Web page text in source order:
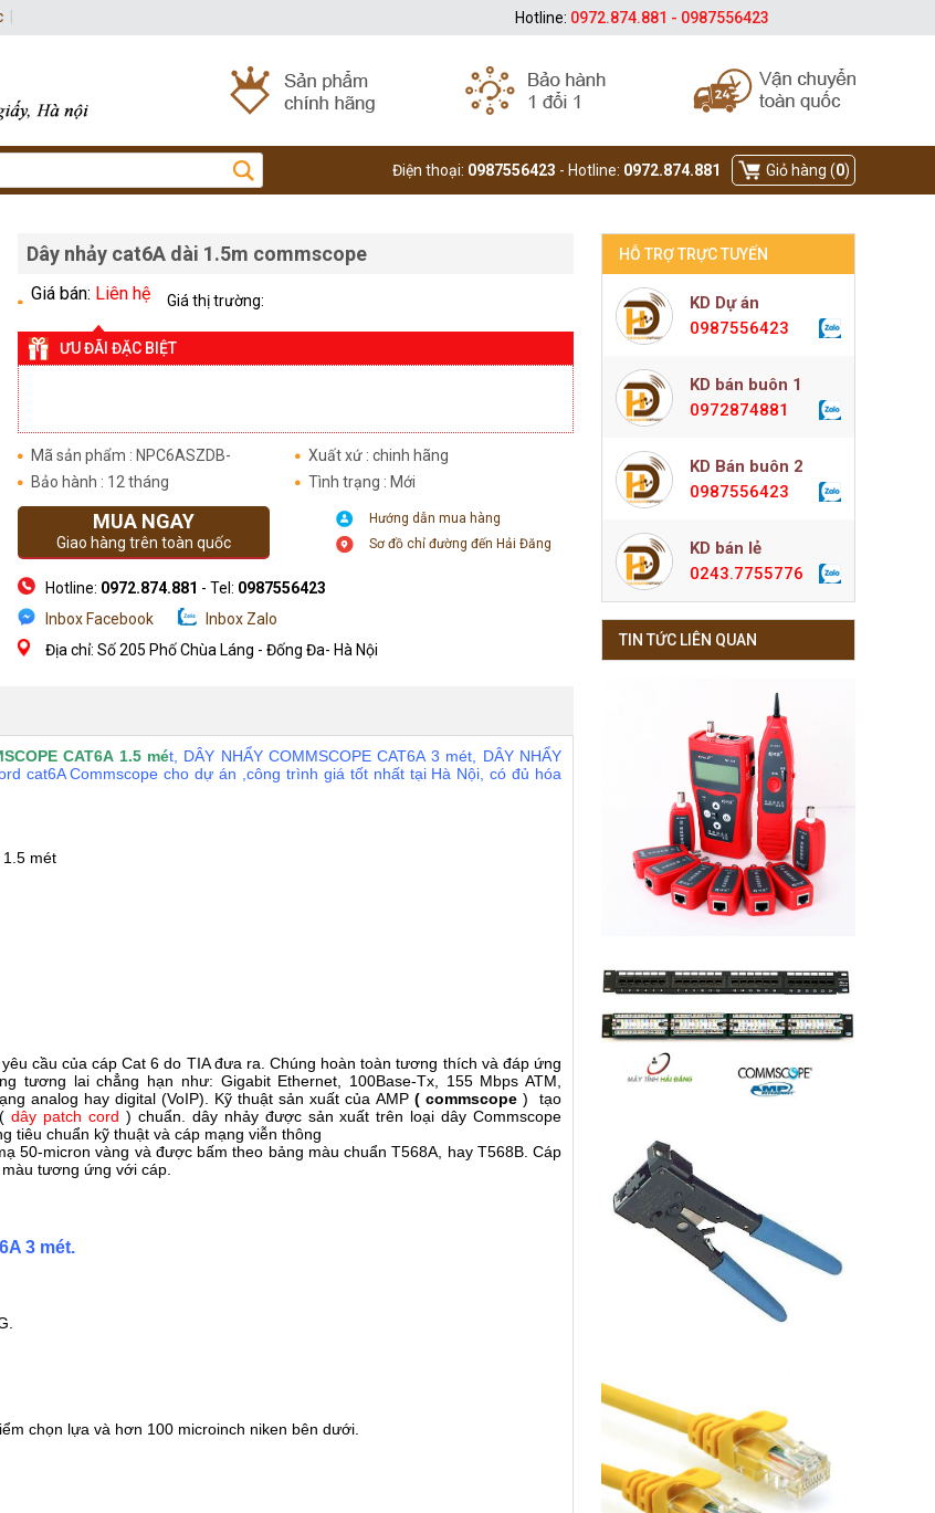
Giỏ hàng (0)
Điện thoại: 0987556423 - Hotline: 0972.874.881
Dây nhảy cat6A dài 1.5m commscope
Giá bán: Liên hệ Giá thị trường:
ƯU ĐÃI ĐẶC BIỆT
Mã sản phẩm : NPC6ASZDB-
WT001.5m
Xuất xứ : chinh hãng
Bảo hành : 12 tháng
Tình trạng : Mới
Hướng dẫn mua hàng
Sơ đồ chỉ đường đến Hải Đăng
MUA NGAY
Giao hàng trên toàn quốc
Hotline: 0972.874.881 - Tel: 0987556423
Inbox Facebook
Inbox Zalo
Địa chỉ: Số 205 Phố Chùa Láng - Đống Đa- Hà Nội
CAT6A 1.5 mét, DÂY NHẨY COMMSCOPE CAT6A 3 mét, DÂY NHẨY
cat6A Commscope cho dự án ,công trình giá tốt nhất tại Hà Nội, có đủ hóa
1.5 mét
cầu của cáp Cat 6 do TIA đưa ra. Chúng hoàn toàn tương thích và đáp ứng
lai chẳng hạn như: Gigabit Ethernet, 100Base-Tx, 155 Mbps ATM,
analog hay digital (VoIP). Kỹ thuật sản xuất của AMP ( commscope) tạo
(dây patch cord) chuẩn. dây nhảy được sản xuất trên loại dây Commscope
tiêu chuẩn kỹ thuật và cáp mạng viễn thông
50-micron vàng và được bấm theo bảng màu chuẩn T568A, hay T568B. Cáp
tương ứng với cáp.
3 mét.
chọn lựa và hơn 100 microinch niken bên dưới.
HỖ TRỢ TRỰC TUYẾN
KD Dự án
0987556423
KD bán buôn 1
0972874881
KD Bán buôn 2
0987556423
KD bán lẻ
0243.7755776
TIN TỨC LIÊN QUAN
Hotline: 0972.874.881 - 0987556423